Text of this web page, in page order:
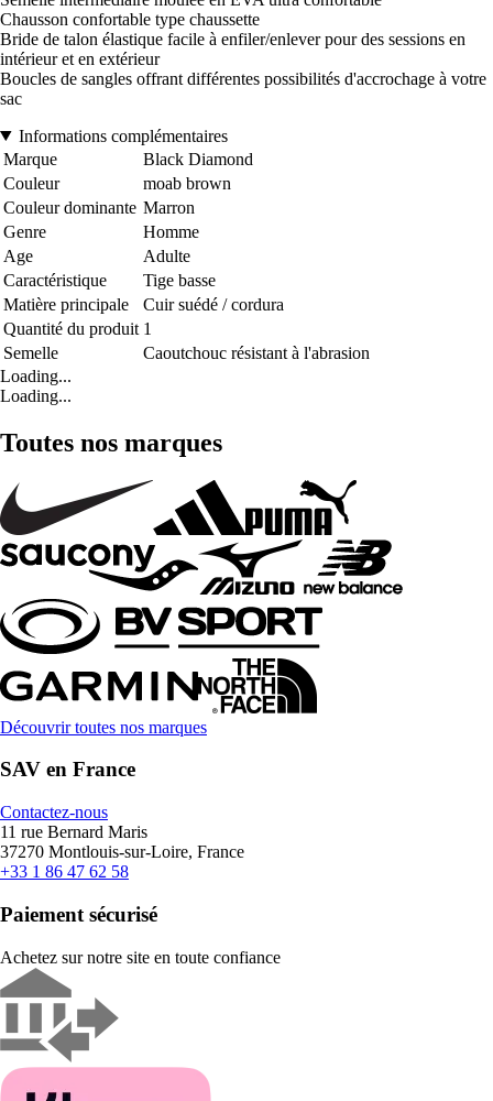
Chausson confortable type chaussette
Bride de talon élastique facile à enfiler/enlever pour des sessions en
intérieur et en extérieur
Boucles de sangles offrant différentes possibilités d'accrochage à votre
sac
Informations complémentaires
Marque
Black Diamond
Couleur
moab brown
Couleur dominante Marron
Genre
Homme
Age
Adulte
Caractéristique
Tige basse
Matière principale
Cuir suédé / cordura
Quantité du produit 1
Semelle
Caoutchouc résistant à l'abrasion
Loading...
Loading...
Toutes nos marques
Découvrir toutes nos marques
SAV en France
Contactez-nous
11 rue Bernard Maris
37270 Montlouis-sur-Loire, France
+33 1 86 47 62 58
Paiement sécurisé
Achetez sur notre site en toute confiance